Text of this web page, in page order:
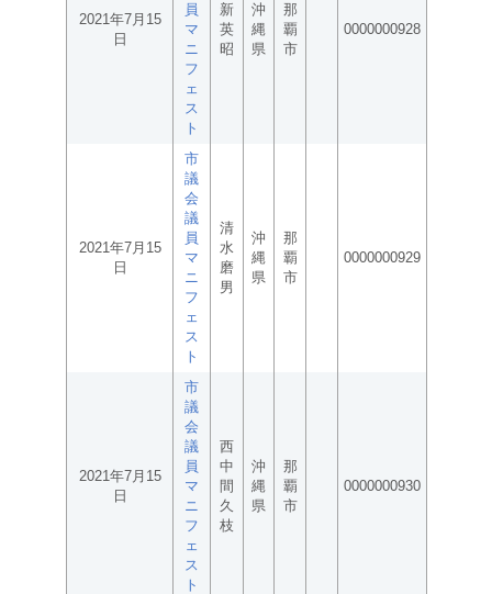
2021年7月15
日
員
マ
ニ
フ
ェ
ス
ト
新
英
昭
沖
縄
県
那
覇
市
0000000928
2021年7月15
日
市
議
会
議
員
マ
ニ
フ
ェ
ス
ト
清
水
磨
男
沖
縄
県
那
覇
市
0000000929
2021年7月15
日
市
議
会
議
員
マ
ニ
フ
ェ
ス
ト
西
中
間
久
枝
沖
縄
県
那
覇
市
0000000930